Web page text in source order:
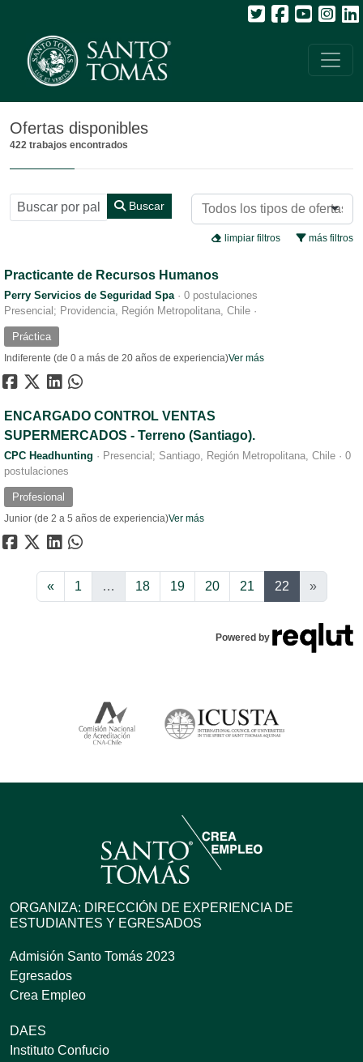
Ofertas disponibles
422 trabajos encontrados
Buscar
más filtros
limpiar filtros
Practicante de Recursos Humanos
Perry Servicios de Seguridad Spa ·
Presencial; Providencia, Región Metropolitana, Chile ·
0 postulaciones
Práctica
Indiferente (de 0 a más de 20 años de experiencia)Ver más
ENCARGADO CONTROL VENTAS
SUPERMERCADOS - Terreno (Santiago).
CPC Headhunting · Presencial; Santiago, Región Metropolitana, Chile · 0
postulaciones
Profesional
Junior (de 2 a 5 años de experiencia)Ver más
«Anterior
1 … 18 19 20 21 22 »
Powered by
ORGANIZA: DIRECCIÓN DE EXPERIENCIA DE
ESTUDIANTES Y EGRESADOS
Admisión Santo Tomás 2023
Egresados
Crea Empleo
DAES
Instituto Confucio